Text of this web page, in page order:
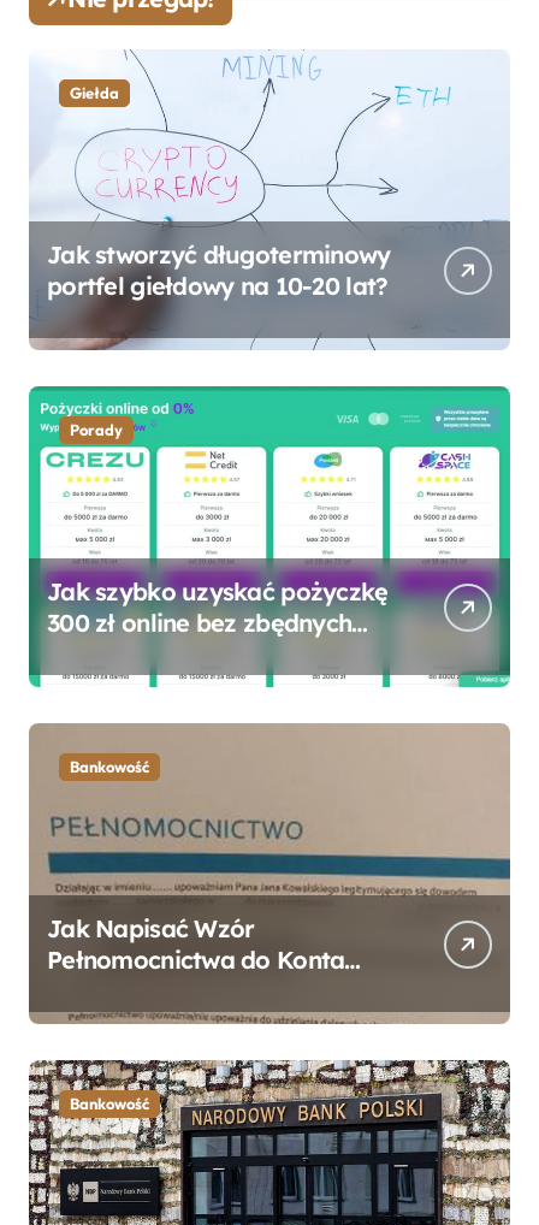
Giełda
Jak stworzyć długoterminowy
portfel giełdowy na 10-20 lat?
Porady
Jak szybko uzyskać pożyczkę
300 zł online bez zbędnych
Bankowość
Jak Napisać Wzór
Pełnomocnictwa do Konta
Przewodnik
Bankowość